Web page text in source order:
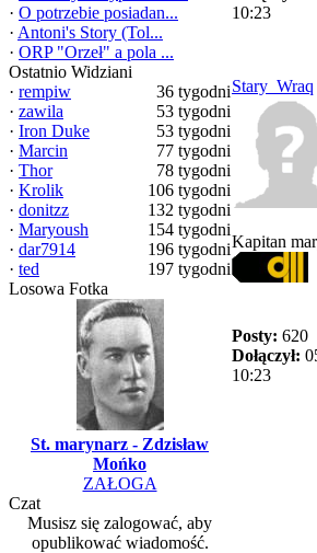
· O potrzebie posiadan...
· Antoni's Story (Tol...
· ORP "Orzeł" a pola ...
Ostatnio Widziani
· rempiw
36 tygodni
· zawila
53 tygodni
· Iron Duke
53 tygodni
· Marcin
77 tygodni
· Thor
78 tygodni
· Krolik
106 tygodni
· donitzz
132 tygodni
· Maryoush
154 tygodni
· dar7914
196 tygodni
· ted
197 tygodni
Losowa Fotka
St. marynarz - Zdzisław
Mońko
ZAŁOGA
Czat
Musisz się zalogować, aby
opublikować wiadomość.
10:23
Stary_Wraq
Kapitan
Posty: 620
Dołączył:
10:23